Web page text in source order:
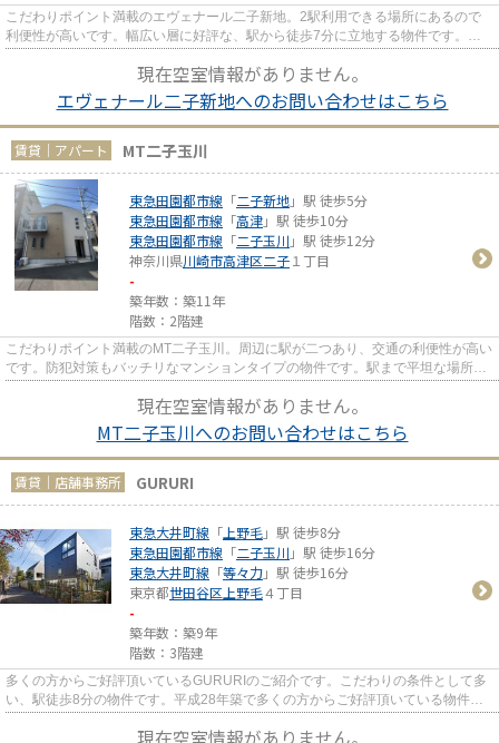
こだわりポイント満載のエヴェナール二子新地。2駅利用できる場所にあるので
利便性が高いです。幅広い層に好評な、駅から徒歩7分に立地する物件です。造
現在空室情報がありません。
エヴェナール二子新地へのお問い合わせはこちら
賃貸｜アパート MT二子玉川
東急田園都市線 「二子新地」駅 徒歩5分
東急田園都市線 「高津」駅 徒歩10分
東急田園都市線 「二子玉川 」駅 徒歩12分
神奈川県川崎市高津区二子１丁目
-
築年数：築11年
階数：2階建
こだわりポイント満載のMT二子玉川。周辺に駅が二つあり、交通の利便性が高い
です。防犯対策もバッチリなマンションタイプの物件です。駅まで平坦な場所に
現在空室情報がありません。
MT二子玉川へのお問い合わせはこちら
賃貸｜店舗事務所 GURURI
東急大井町線 「 上野毛」駅 徒歩8分
東急田園都市線 「二子玉川 」駅 徒歩16分
東急大井町線 「等々力」駅 徒歩16分
東京都世田谷区 上野毛４丁目
-
築年数：築9年
階数：3階建
多くの方からご好評頂いているGURURIのご紹介です。こだわりの条件として多
い、駅徒歩8分の物件です。平成28年築で多くの方からご好評頂いている物件で